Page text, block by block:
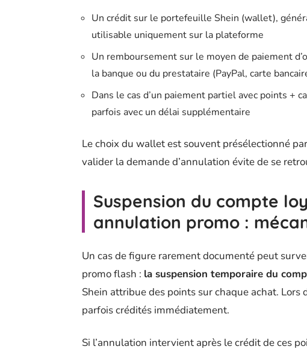
Un crédit sur le portefeuille Shein (wallet),
utilisable uniquement sur la plateforme
Un remboursement sur le moyen de paiement
la banque ou du prestataire (PayPal, carte
Dans le cas d’un paiement partiel avec points +
parfois avec un délai supplémentaire
Le choix du wallet est souvent présélectionné
valider la demande d’annulation évite de se
Suspension du compte
annulation promo :
Un cas de figure rarement documenté peut
promo flash : la suspension temporaire du
Shein attribue des points sur chaque achat. Lors
parfois crédités immédiatement.
Si l’annulation intervient après le crédit de ces